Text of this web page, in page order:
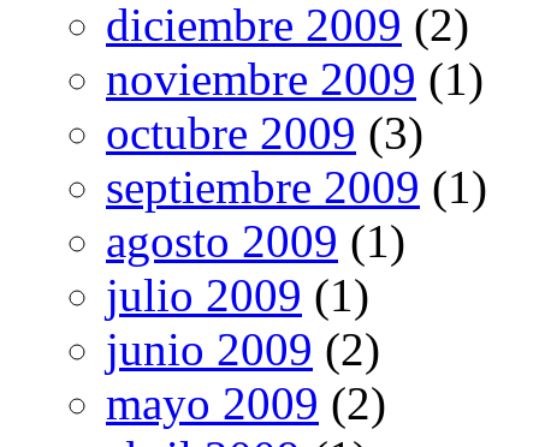
diciembre 2009 (2)
noviembre 2009 (1)
octubre 2009 (3)
septiembre 2009 (1)
agosto 2009 (1)
julio 2009 (1)
junio 2009 (2)
mayo 2009 (2)